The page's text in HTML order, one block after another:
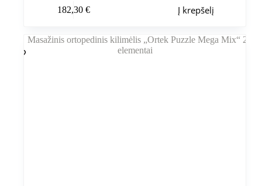
182,30 € Į krepšelį